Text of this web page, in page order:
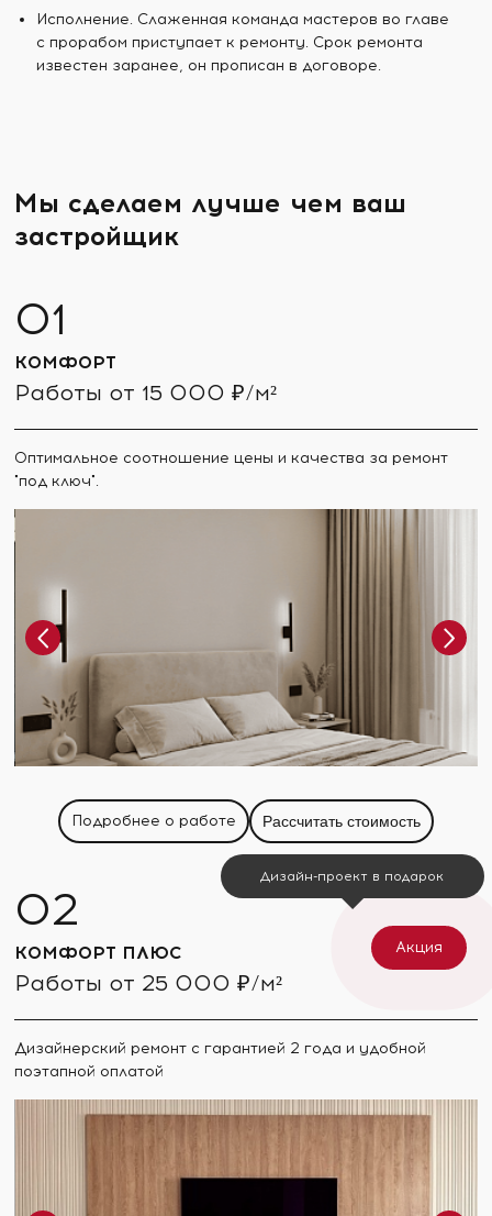
Исполнение. Слаженная команда мастеров во главе
с прорабом приступает к ремонту. Срок ремонта
известен заранее, он прописан в договоре.
Мы сделаем лучше чем ваш
застройщик
КОМФОРТ
Работы от 15 000 ₽/м²
Оптимальное соотношение цены и качества за ремонт
"под ключ".
Подробнее о работе Рассчитать стоимость
КОМФОРТ ПЛЮС
Работы от 25 000 ₽/м²
Дизайнерский ремонт с гарантией 2 года и удобной
поэтапной оплатой
Акция
Дизайн-проект в подарок